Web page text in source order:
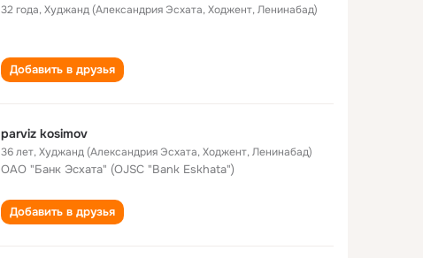
32 года,Худжанд (Александрия Эсхата, Ходжент, Ленинабад)
Добавить в друзья
parviz kosimov
36 лет,Худжанд (Александрия Эсхата, Ходжент, Ленинабад)
ОАО "Банк Эсхата" (OJSC "Bank Eskhata")
Добавить в друзья